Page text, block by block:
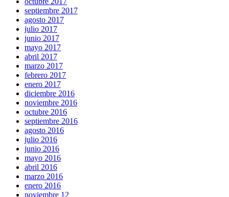
septiembre 2017
agosto 2017
julio 2017
junio 2017
mayo 2017
abril 2017
marzo 2017
febrero 2017
enero 2017
diciembre 2016
noviembre 2016
octubre 2016
septiembre 2016
agosto 2016
julio 2016
junio 2016
mayo 2016
abril 2016
marzo 2016
enero 2016
noviembre 12